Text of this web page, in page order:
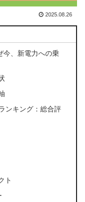
2025.08.26
今、新電力への乗
ンキング：総合評
ト